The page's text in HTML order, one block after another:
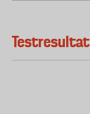
Testresultat